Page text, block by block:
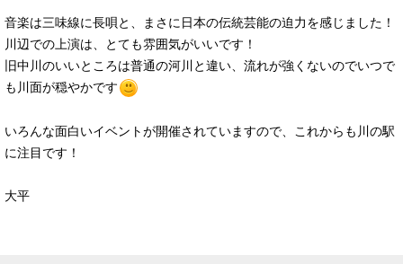
音楽は三味線に長唄と、まさに日本の伝統芸能の迫力を感じました！
川辺での上演は、とても雰囲気がいいです！
旧中川のいいところは普通の河川と違い、流れが強くないのでいつで
も川面が穏やかです
いろんな面白いイベントが開催されていますので、これからも川の駅
に注目です！
大平